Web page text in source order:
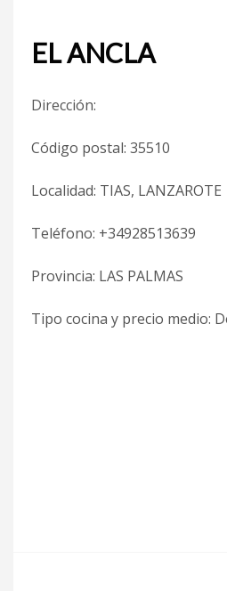
EL ANCLA
Dirección:
Código postal: 35510
Localidad: TIAS, LANZAROTE
Teléfono: +34928513639
Provincia: LAS PALMAS
Tipo cocina y precio medio: